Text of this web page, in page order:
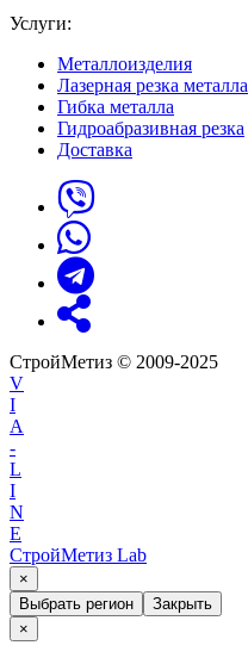
Услуги:
Металлоизделия
Лазерная резка металла
Гибка металла
Гидроабразивная резка
Доставка
СтройМетиз © 2009-2025
V
I
A
-
L
I
N
E
СтройМетиз Lab
×
Выбрать регион
Закрыть
×